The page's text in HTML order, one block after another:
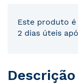
Este produto
2 dias úteis
Descrição